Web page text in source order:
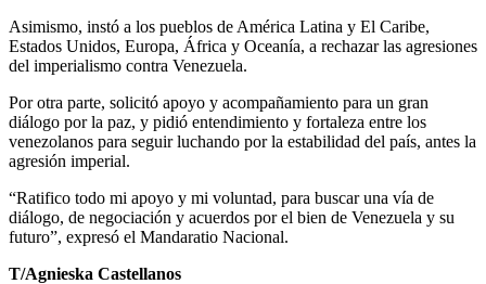
Asimismo, instó a los pueblos de América Latina y El Caribe,
Estados Unidos, Europa, África y Oceanía, a rechazar las agresiones
del imperialismo contra Venezuela.
Por otra parte, solicitó apoyo y acompañamiento para un gran
diálogo por la paz, y pidió entendimiento y fortaleza entre los
venezolanos para seguir luchando por la estabilidad del país, antes la
agresión imperial.
“Ratifico todo mi apoyo y mi voluntad, para buscar una vía de
diálogo, de negociación y acuerdos por el bien de Venezuela y su
futuro”, expresó el Mandaratio Nacional.
T/Agnieska Castellanos